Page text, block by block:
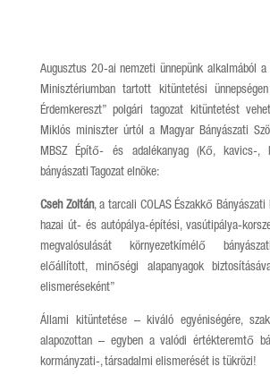
Augusztus 20-ai nemzeti ünnepünk alkalmából a
Minisztériumban tartott kitüntetési
Érdemkereszt” polgári tagozat kitüntetést
Miklós miniszter úrtól a Magyar Bányászati
MBSZ Építő- és adalékanyag (Kő, kavics-,
bányászati Tagozat elnöke:
Cseh Zoltán, a tarcali COLAS Északkő
hazai út- és autópálya-építési, vasútipálya-
megvalósulását környezetkímélő
előállított, minőségi alapanyagok
elismeréseként”
Állami kitüntetése – kiváló egyéniségére,
alapozottan – egyben a valódi értékteremtő
kormányzati-, társadalmi elismerését is tükrözi!